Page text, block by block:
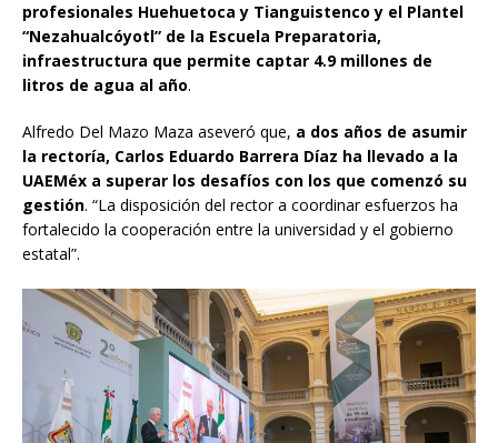
profesionales Huehuetoca y Tianguistenco y el Plantel
“Nezahualcóyotl” de la Escuela Preparatoria,
infraestructura que permite captar 4.9 millones de
litros de agua al año.
Alfredo Del Mazo Maza aseveró que, a dos años de asumir
la rectoría, Carlos Eduardo Barrera Díaz ha llevado a la
UAEMéx a superar los desafíos con los que comenzó su
gestión. “La disposición del rector a coordinar esfuerzos ha
fortalecido la cooperación entre la universidad y el gobierno
estatal”.